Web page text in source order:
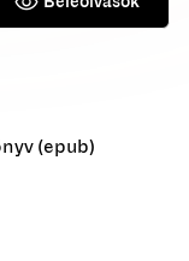
(epub)